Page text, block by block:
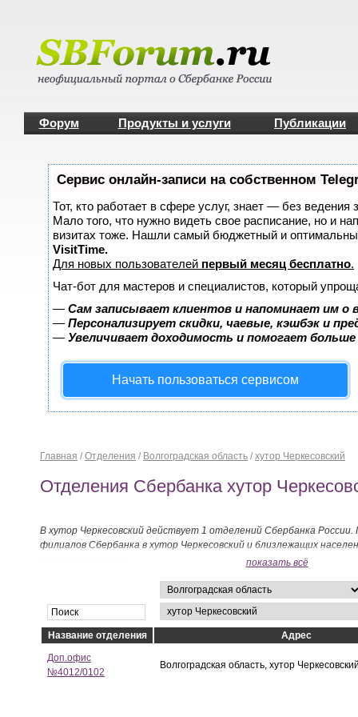
Форум Продукты и услуги Публикации
Сервис онлайн-записи на собственном
Тот, кто работает в сфере услуг, знает — без ведения
Мало того, что нужно видеть свое расписание, но и
визитах тоже. Нашли самый бюджетный и
VisitTime.
Для новых пользователей первый месяц бесплатно.
Чат-бот для мастеров и специалистов, который
— Сам записывает клиентов и напоминает им о
— Персонализирует скидки, чаевые, кэшбэк и
— Увеличивает доходимость и помогает
Начать пользоваться сервисом
Главная / Отделения / Волгоградская область / хутор Черкесовский
Отделения Сбербанка хутор
В хутор Черкесовский действует 1 отделений Сбербанка
филиалов Сбербанка в хутор Черкесовский и близлежащих
показать всё
Название отделения
Адрес
Доп.офис
№4012/0102
Волгоградская область, хутор